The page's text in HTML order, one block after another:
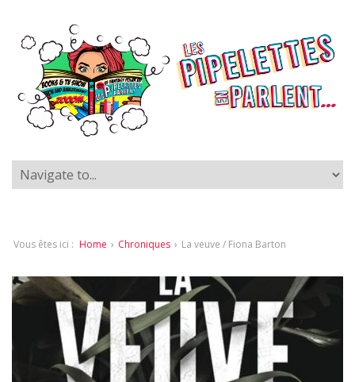
Vous êtes ici : Home › Chroniques › La veuve / Fiona Barton